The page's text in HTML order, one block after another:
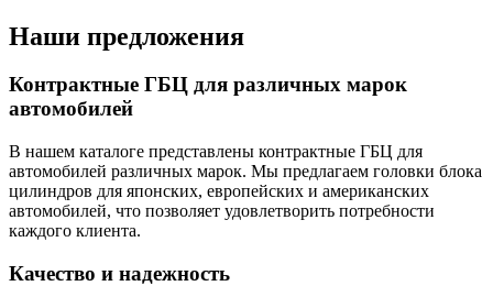
Наши предложения
Контрактные ГБЦ для различных марок
автомобилей
В нашем каталоге представлены контрактные ГБЦ для
автомобилей различных марок. Мы предлагаем головки блока
цилиндров для японских, европейских и американских
автомобилей, что позволяет удовлетворить потребности
каждого клиента.
Качество и надежность